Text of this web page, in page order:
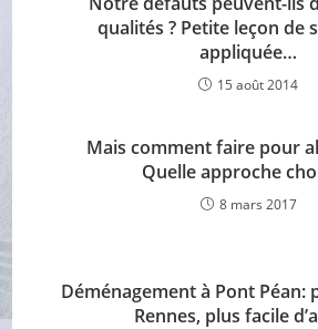
qualités ? Petite leçon de
appliquée…
15 août 2014
Mais comment faire pour
Quelle approche
8 mars 2017
Déménagement à Pont Péan:
Rennes, plus facile